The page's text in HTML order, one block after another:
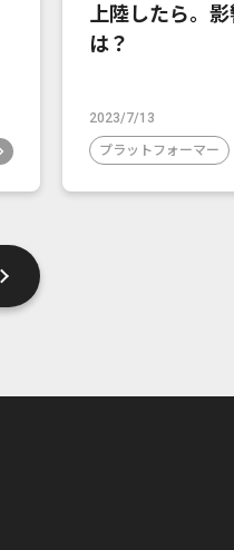
上陸したら。
は？
2023/7/13
プラットフォーマー